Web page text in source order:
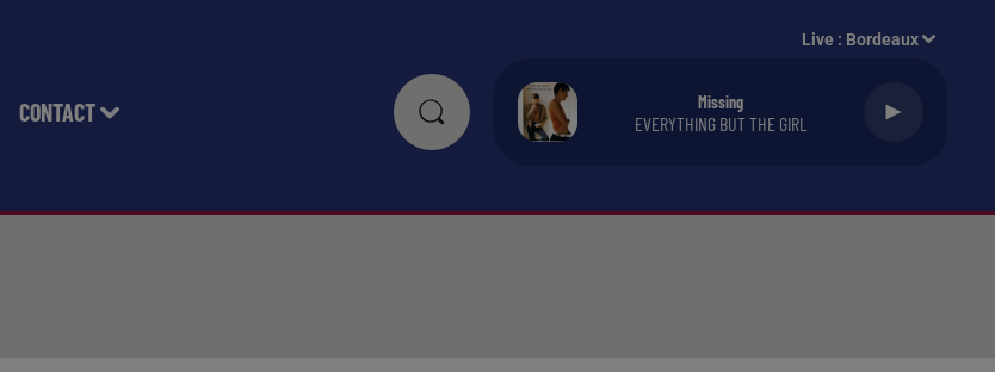
CONTACT
Live : Bordeaux
Missing
EVERYTHING BUT THE GIRL